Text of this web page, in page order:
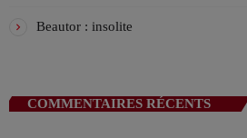
Beautor : insolite
COMMENTAIRES RÉCENTS